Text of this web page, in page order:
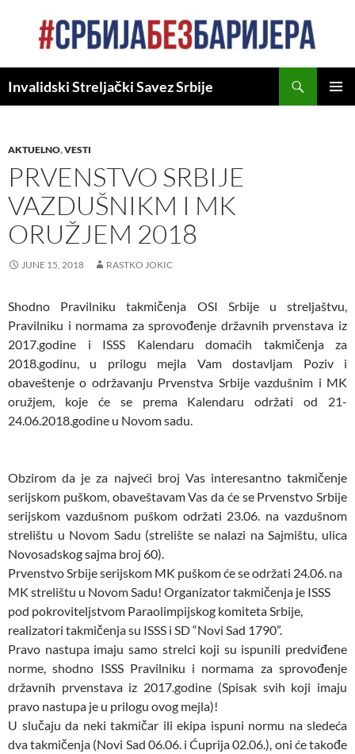
content
Invalidski Streljački Savez Srbije
AKTUELNO,VESTI
PRVENSTVO SRBIJE
VAZDUŠNIKM I MK
ORUŽJEM 2018
JUNE 15, 2018 RASTKO JOKIC
Shodno Pravilniku takmičenja OSI Srbije u streljaštvu,
Pravilniku i normama za sprovođenje državnih prvenstava iz
2017.godine i ISSS Kalendaru domaćih takmičenja za
2018.godinu, u prilogu mejla Vam dostavljam Poziv i
obaveštenje o održavanju Prvenstva Srbije vazdušnim i MK
oružjem, koje će se prema Kalendaru održati od 21-
24.06.2018.godine u Novom sadu.
Obzirom da je za najveći broj Vas interesantno takmičenje
serijskom puškom, obaveštavam Vas da će se Prvenstvo Srbije
serijskom vazdušnom puškom održati 23.06. na vazdušnom
strelištu u Novom Sadu (strelište se nalazi na Sajmištu, ulica
Novosadskog sajma broj 60).
Prvenstvo Srbije serijskom MK puškom će se održati 24.06. na
MK strelištu u Novom Sadu! Organizator takmičenja je ISSS
pod pokroviteljstvom Paraolimpijskog komiteta Srbije,
realizatori takmičenja su ISSS i SD “Novi Sad 1790”.
Pravo nastupa imaju samo strelci koji su ispunili predviđene
norme, shodno ISSS Pravilniku i normama za sprovođenje
državnih prvenstava iz 2017.godine (Spisak svih koji imaju
pravo nastupa je u prilogu ovog mejla)!
U slučaju da neki takmičar ili ekipa ispuni normu na sledeća
dva takmičenja (Novi Sad 06.06. i Ćuprija 02.06.), oni će takođe